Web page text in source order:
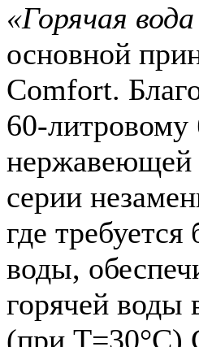
«Горячая вода
основной
Comfort.
60-литровому
нержавеющей
серии
где
воды,
горячей воды
(при